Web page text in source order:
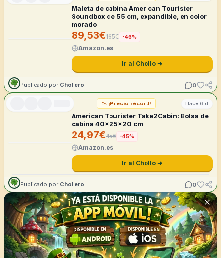
Maleta de cabina American Tourister
Soundbox de 55 cm, expandible, en color
morado
89,53€165€ -46%
Amazon.es
Ir al Chollo ➜
Publicado por Chollero 0
📉 ¡Precio récord! Hace 6 d
American Tourister Take2Cabin: Bolsa de
cabina 40x25x20 cm
24,97€45€ -45%
Amazon.es
Ir al Chollo ➜
Publicado por Chollero 0